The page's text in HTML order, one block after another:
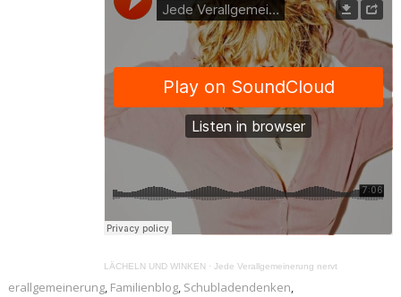
LÄCHELN UND WINKEN ·Jede Verallgemeinerung nervt
erallgemeinerung, Familienblog, Schubladendenken,